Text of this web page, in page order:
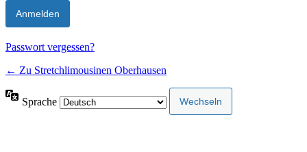
Passwort vergessen?
← Zu Stretchlimousinen Oberhausen
Sprache